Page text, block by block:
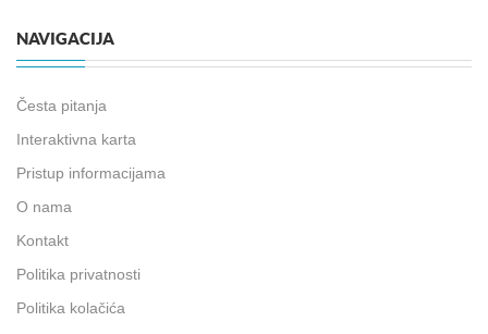
NAVIGACIJA
Česta pitanja
Interaktivna karta
Pristup informacijama
O nama
Kontakt
Politika privatnosti
Politika kolačića